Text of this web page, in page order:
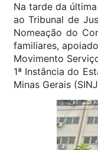
Na tarde da
ao Tribunal de
Nomeação do
familiares,
Movimento
1ª Instância do
Minas Gerais